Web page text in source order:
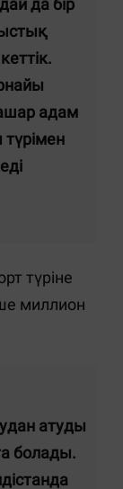
да бір
адам
түріне
миллион
атуды
болады.